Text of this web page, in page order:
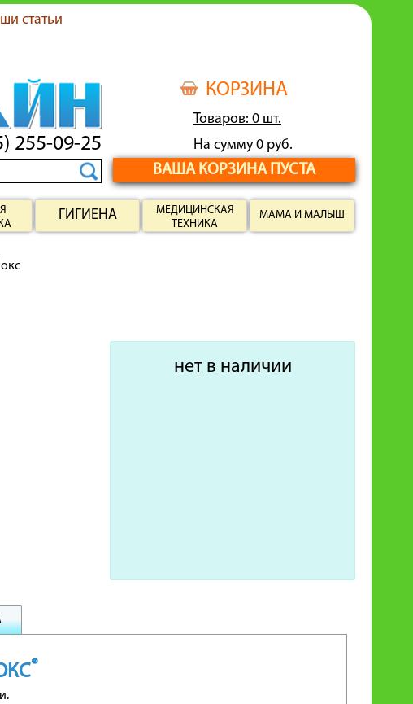
статьи
КОРЗИНА
Товаров: 0 шт.
На сумму 0 руб.
ВАША КОРЗИНА ПУСТА
255-09-25
ГИГИЕНА
МЕДИЦИНСКАЯ
ТЕХНИКА
МАМА И МАЛЫШ
нет в наличии
®